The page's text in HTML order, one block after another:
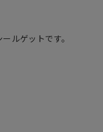
ルゲットです。